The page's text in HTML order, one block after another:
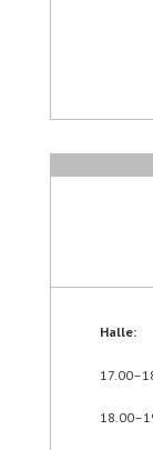
Halle: